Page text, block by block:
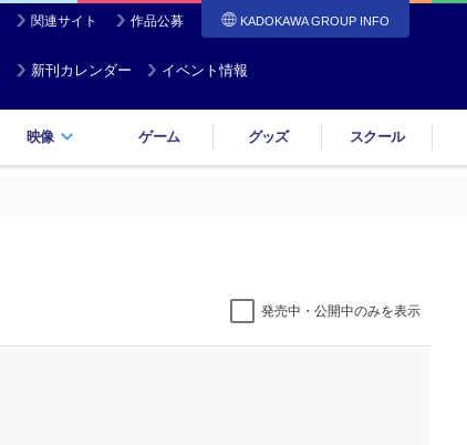
関連サイト 作品公募 KADOKAWA GROUP INFO
新刊カレンダー イベント情報
映像 ゲーム グッズ スクール
発売中・公開中のみを表示